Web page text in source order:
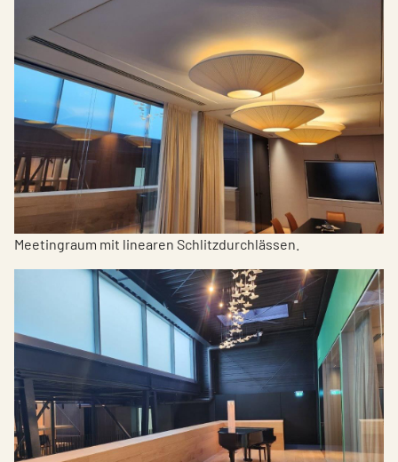
Meetingraum mit linearen Schlitzdurchlässen.